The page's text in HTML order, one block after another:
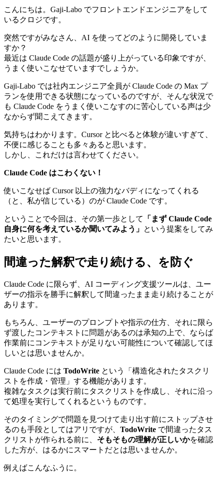
こんにちは。Gaji-Labo でフロントエンドエンジニアをして
いるクロジです。
突然ですがみなさん、AI を使ってどのように開発していま
すか？
最近は Claude Code の話題が盛り上がっている印象ですが、
うまく使いこなせていますでしょうか。
Gaji-Labo では社内エンジニア全員が Claude Code の Max プ
ランを使用できる状態になっているのですが、そんな状況で
も Claude Code をうまく使いこなすのに苦心している声は少
なからず聞こえてきます。
気持ちはわかります。Cursor と比べると体験が違いすぎて、
不便に感じることも多々あると思います。
しかし、これだけは言わせてください。
Claude Code はこわくない！
使いこなせば Cursor 以上の強力なバディになってくれる
（と、私が信じている）のが Claude Code です。
ということで今回は、その第一歩として
「まず Claude Code
自身に何を考えているか聞いてみよう」 という提案をしてみ
たいと思います。
間違った解釈で走り続ける、を防ぐ
Claude Code に限らず、AI コーディング支援ツールは、ユー
ザーの指示を勝手に解釈して間違ったまま走り続けることが
あります。
もちろん、ユーザーのプロンプトや指示の仕方、それに限ら
ず渡したコンテキストに問題があるのは承知の上で、ならば
作業前にコンテキストが足りない可能性について確認してほ
しいとは思いませんか。
Claude Code には TodoWrite という「構造化されたタスクリ
ストを作成・管理」する機能があります。
複雑なタスクは実行前にタスクリストを作成し、それに沿っ
て処理を実行してくれるというものです。
そのタイミングで問題を見つけて走り出す前にストップさせ
るのも手段としてはアリですが、 TodoWrite で間違ったタス
クリストが作られる前に、 そもそもの理解が正しいかを確認
した方が、はるかにスマートだとは思いませんか。
例えばこんなふうに。